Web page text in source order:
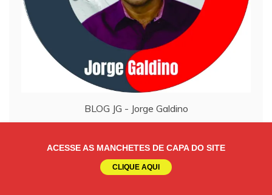
ACESSE AS MANCHETES DE CAPA DO SITE
CLIQUE AQUI
BLOG JG - Jorge Galdino
BLOG JG – JORGE GALDINO (OPINIÃO)